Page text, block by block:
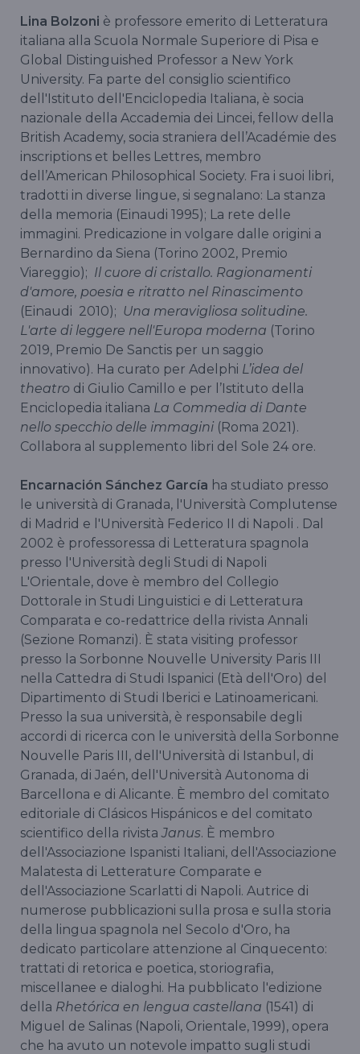
Lina Bolzoni è professore emerito di Letteratura
italiana alla Scuola Normale Superiore di Pisa e
Global Distinguished Professor a New York
University. Fa parte del consiglio scientifico
dell'Istituto dell'Enciclopedia Italiana, è socia
nazionale della Accademia dei Lincei, fellow della
British Academy, socia straniera dell’Académie des
inscriptions et belles Lettres, membro
dell’American Philosophical Society. Fra i suoi libri,
tradotti in diverse lingue, si segnalano: La stanza
della memoria (Einaudi 1995); La rete delle
immagini. Predicazione in volgare dalle origini a
Bernardino da Siena (Torino 2002, Premio
Viareggio); Il cuore di cristallo. Ragionamenti
d'amore, poesia e ritratto nel Rinascimento
(Einaudi 2010); Una meravigliosa solitudine.
L'arte di leggere nell'Europa moderna (Torino
2019, Premio De Sanctis per un saggio
innovativo). Ha curato per Adelphi L’idea del
theatro di Giulio Camillo e per l’Istituto della
Enciclopedia italiana La Commedia di Dante
nello specchio delle immagini (Roma 2021).
Collabora al supplemento libri del Sole 24 ore.
Encarnación Sánchez García ha studiato presso
le università di Granada, l'Università Complutense
di Madrid e l'Università Federico II di Napoli . Dal
2002 è professoressa di Letteratura spagnola
presso l'Università degli Studi di Napoli
L'Orientale, dove è membro del Collegio
Dottorale in Studi Linguistici e di Letteratura
Comparata e co-redattrice della rivista Annali
(Sezione Romanzi). È stata visiting professor
presso la Sorbonne Nouvelle University Paris III
nella Cattedra di Studi Ispanici (Età dell'Oro) del
Dipartimento di Studi Iberici e Latinoamericani.
Presso la sua università, è responsabile degli
accordi di ricerca con le università della Sorbonne
Nouvelle Paris III, dell'Università di Istanbul, di
Granada, di Jaén, dell'Università Autonoma di
Barcellona e di Alicante. È membro del comitato
editoriale di Clásicos Hispánicos e del comitato
scientifico della rivistaJanus. È membro
dell'Associazione Ispanisti Italiani, dell'Associazione
Malatesta di Letterature Comparate e
dell'Associazione Scarlatti di Napoli. Autrice di
numerose pubblicazioni sulla prosa e sulla storia
della lingua spagnola nel Secolo d'Oro, ha
dedicato particolare attenzione al Cinquecento:
trattati di retorica e poetica, storiografia,
miscellanee e dialoghi. Ha pubblicato l'edizione
della Rhetórica en lengua castellana (1541) di
Miguel de Salinas (Napoli, Orientale, 1999), opera
che ha avuto un notevole impatto sugli studi